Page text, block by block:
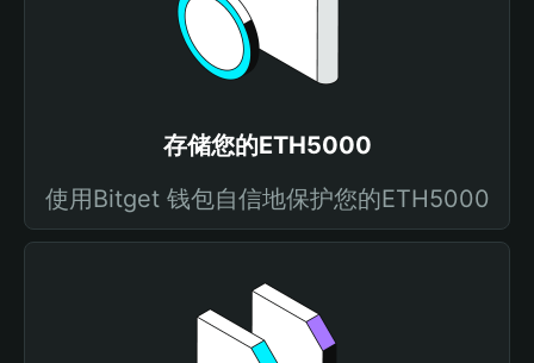
存储您的ETH5000
使用Bitget 钱包自信地保护您的ETH5000